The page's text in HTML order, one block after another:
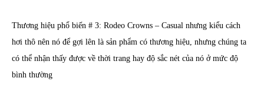
Thương hiệu phổ biến # 3: Rodeo Crowns – Casual nhưng kiểu cách
hơi thô nên nó để gợi lên là sản phẩm có thương hiệu, nhưng chúng ta
có thể nhận thấy được về thời trang hay độ sắc nét của nó ở mức độ
bình thường